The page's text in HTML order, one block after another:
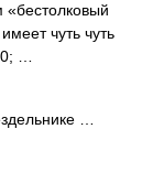
«бестолковый
чуть чуть
…
…